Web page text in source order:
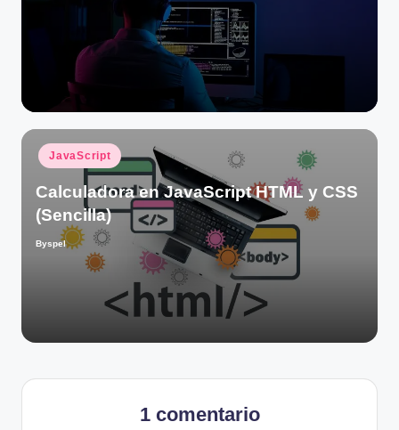
Publicado
en
JavaScript
Calculadora en JavaScript HTML y CSS
(Sencilla)
Publicado
Byspel
1 comentario